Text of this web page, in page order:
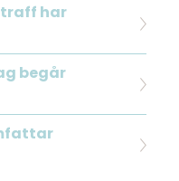
har
begår